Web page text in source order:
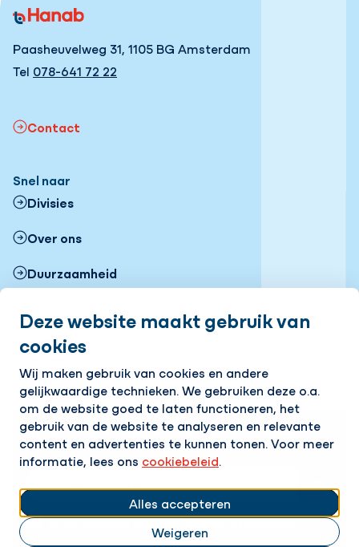
Deze website maakt gebruik van
cookies
Wij maken gebruik van cookies en andere
gelijkwaardige technieken. We gebruiken deze o.a.
om de website goed te laten functioneren, het
gebruik van de website te analyseren en relevante
content en advertenties te kunnen tonen. Voor meer
informatie, lees ons cookiebeleid.
Alles accepteren
Weigeren
Paasheuvelweg 31, 1105 BG Amsterdam
Tel 078-641 72 22
Contact
Snel naar
Divisies
Over ons
Duurzaamheid
FAQ
Volg ons
LinkedInInstagram
Op de hoogte blijven van het laatste nieuws?
Ontvang onze nieuwsbrief in je mailbox!
Ik ga akkoord met hetprivacy statement.